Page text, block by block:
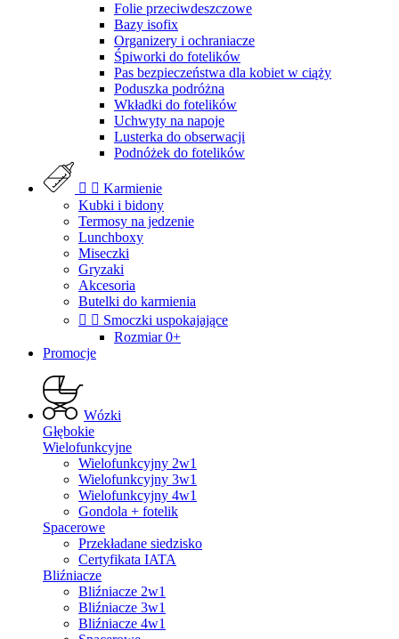
Folie przeciwdeszczowe
Bazy isofix
Organizery i ochraniacze
Śpiworki do fotelików
Pas bezpieczeństwa dla kobiet w ciąży
Poduszka podróżna
Wkładki do fotelików
Uchwyty na napoje
Lusterka do obserwacji
Podnóżek do fotelików
  Karmienie
Kubki i bidony
Termosy na jedzenie
Lunchboxy
Miseczki
Gryzaki
Akcesoria
Butelki do karmienia
  Smoczki uspokajające
Rozmiar 0+
Promocje
Wózki
Głębokie
Wielofunkcyjne
Wielofunkcyjny 2w1
Wielofunkcyjny 3w1
Wielofunkcyjny 4w1
Gondola + fotelik
Spacerowe
Przekładane siedzisko
Certyfikata IATA
Bliźniacze
Bliźniacze 2w1
Bliźniacze 3w1
Bliźniacze 4w1